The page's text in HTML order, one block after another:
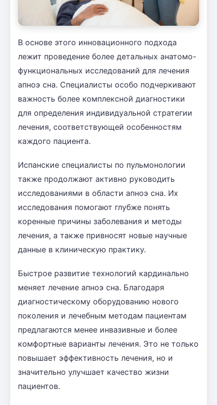
В основе этого инновационного подхода
лежит проведение более детальных анатомо-
функциональных исследований для лечения
апноэ сна. Специалисты особо подчеркивают
важность более комплексной диагностики
для определения индивидуальной стратегии
лечения, соответствующей особенностям
каждого пациента.
Испанские специалисты по пульмонологии
также продолжают активно руководить
исследованиями в области апноэ сна. Их
исследования помогают глубже понять
коренные причины заболевания и методы
лечения, а также привносят новые научные
данные в клиническую практику.
Быстрое развитие технологий кардинально
меняет лечение апноэ сна. Благодаря
диагностическому оборудованию нового
поколения и лечебным методам пациентам
предлагаются менее инвазивные и более
комфортные варианты лечения. Это не только
повышает эффективность лечения, но и
значительно улучшает качество жизни
пациентов.